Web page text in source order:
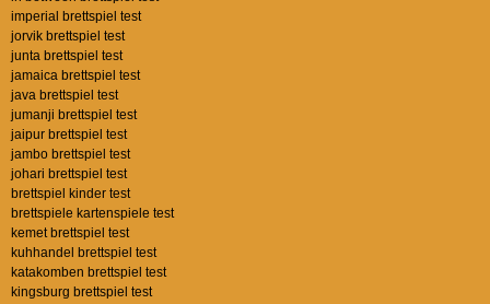
imperial brettspiel test
jorvik brettspiel test
junta brettspiel test
jamaica brettspiel test
java brettspiel test
jumanji brettspiel test
jaipur brettspiel test
jambo brettspiel test
johari brettspiel test
brettspiel kinder test
brettspiele kartenspiele test
kemet brettspiel test
kuhhandel brettspiel test
katakomben brettspiel test
kingsburg brettspiel test